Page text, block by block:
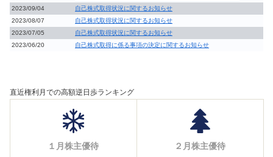
2023/09/04
自己株式取得状況に関するお知らせ
2023/08/07
自己株式取得状況に関するお知らせ
2023/07/05
自己株式取得状況に関するお知らせ
2023/06/20
自己株式取得に係る事項の決定に関するお知らせ
直近権利月での高額逆日歩ランキング
１月株主優待 ２月株主優待